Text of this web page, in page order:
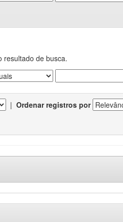
resultado de busca.
| Ordenar registros por